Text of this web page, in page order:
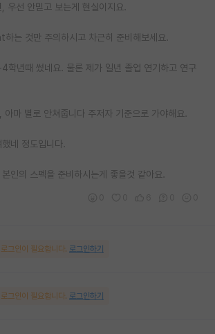
우선 안믿고 보는게 현실이지요.
는 것만 주의하시고 차근히 준비해보세요.
학년때 썼네요. 물론 제가 일년 졸업 연기하고 연구
아마 별로 안쳐줍니다 주저자 기준으로 가야해요.
네 정도입니다.
인의 스펙을 준비하시는게 좋을것 같아요.
그인이 필요합니다. 로그인하기
그인이 필요합니다. 로그인하기